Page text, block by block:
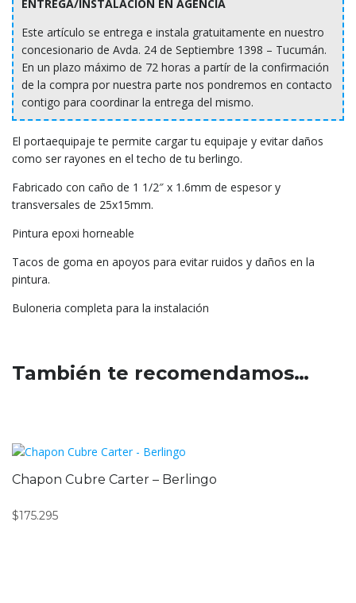
ENTREGA/INSTALACIÓN EN AGENCIA
Este artículo se entrega e instala gratuitamente en nuestro
concesionario de Avda. 24 de Septiembre 1398 – Tucumán.
En un plazo máximo de 72 horas a partír de la confirmación
de la compra por nuestra parte nos pondremos en contacto
contigo para coordinar la entrega del mismo.
El portaequipaje te permite cargar tu equipaje y evitar daños
como ser rayones en el techo de tu berlingo.
Fabricado con caño de 1 1/2″ x 1.6mm de espesor y
transversales de 25x15mm.
Pintura epoxi horneable
Tacos de goma en apoyos para evitar ruidos y daños en la
pintura.
Buloneria completa para la instalación
También te recomendamos…
Chapon Cubre Carter – Berlingo
$175.295